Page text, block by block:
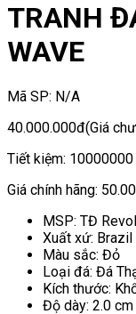
TRANH
WAVE
Mã SP: N/A
40.000.000đ(Giá
Tiết kiệm:
Giá chính hãng:
MSP: TĐ
Xuất xứ: Brazil
Màu sắc: Đỏ
Loại đá: Đá
Kích thước:
Độ dày: 2.0 cm